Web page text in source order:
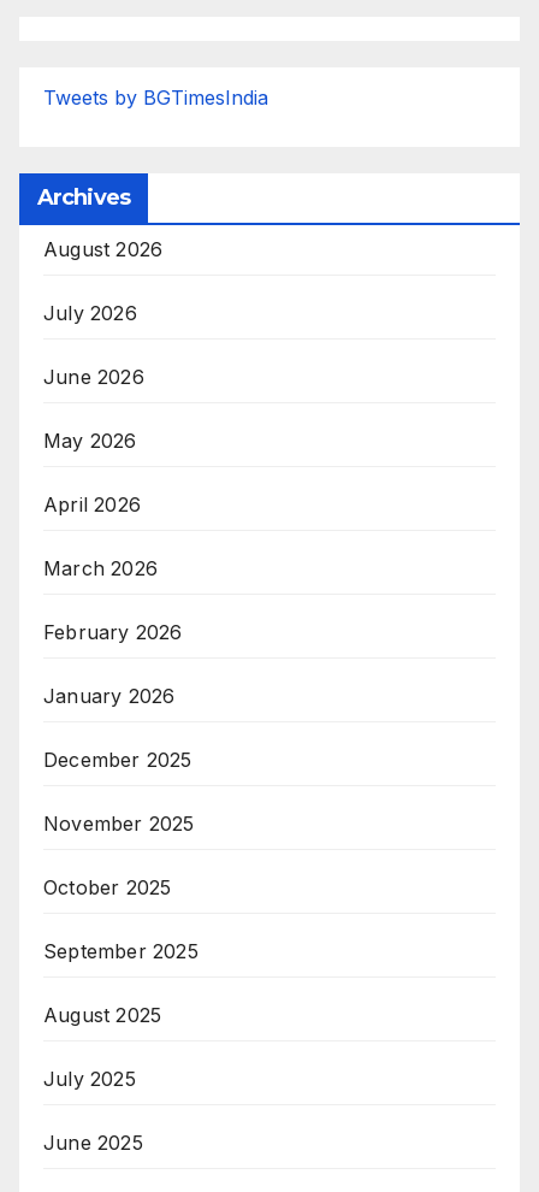
Tweets by BGTimesIndia
Archives
August 2026
July 2026
June 2026
May 2026
April 2026
March 2026
February 2026
January 2026
December 2025
November 2025
October 2025
September 2025
August 2025
July 2025
June 2025